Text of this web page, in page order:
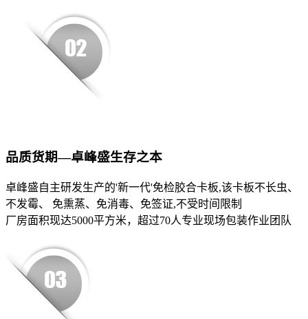
品质货期—卓峰盛生存之本
卓峰盛自主研发生产的'新一代'免检胶合卡板,该卡板不长虫、
不发霉、 免熏蒸、免消毒、免签证,不受时间限制
厂房面积现达5000平方米，超过70人专业现场包装作业团队